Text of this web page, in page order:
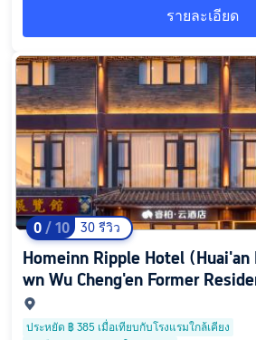
環境與衞生（適合對清潔度要求高的） 必須給個好評！房間衞生
温馨，燈光舒服，很有氛圍感。衞生間乾
服務人員態度也很好，有問題響應很及時
體驗。 ------ 版本三：簡練實惠型（不想打太多字） 性價比很高
的一家酒店。位置便利，出門就是[商圈/
空調給力，Wi-Fi速度快，床睡着很舒服
務態度超好，還貼心送了[礦泉水/小零食]。推
本四：商務出行型（適合出差黨） 出差首選。地理位置優越，周
邊吃飯購物都很方便。房間安靜，辦公桌
非常適合處理工作。前台效率高，退房很
效，值得推薦。 ------ 你可以把方括號 [ ] 裏的內容換成自己的
實際經歷，比如具體的地名、小吃等，會更真實。
這次入住的亮點（比如風景特別好、服務
），我可以再幫你定製一條更有個人特色
รายละเอียด
0 / 10 30 รีวิว
Homeinn Ripple Hotel (Huai'an
wn Wu Cheng'en Former
ประหยัด ฿ 385 เมื่อเทียบกับโรงแรมใกล้เคียง